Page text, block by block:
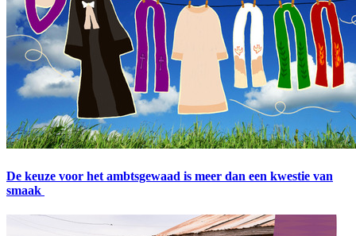
De keuze voor het ambtsgewaad is meer dan een kwestie van
smaak